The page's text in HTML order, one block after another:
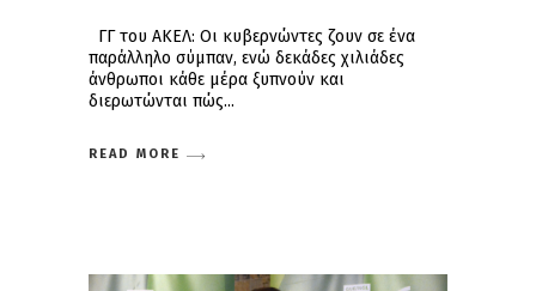
ΓΓ του ΑΚΕΛ: Οι κυβερνώντες ζουν σε ένα
παράλληλο σύμπαν, ενώ δεκάδες χιλιάδες
άνθρωποι κάθε μέρα ξυπνούν και
διερωτώνται πώς
READ MORE